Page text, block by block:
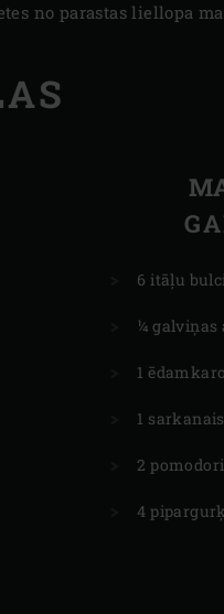
no parastas liellopa
6 itāļu
¼ galviņas
1
1
2
4